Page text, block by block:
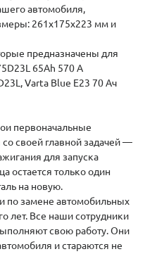
автомобиля,
261х175х223 мм и
предназначены для
65Ah 570 A
Varta Blue E23 70 Ач
первоначальные
со своей главной задачей —
для запуска
остается только один
на новую.
по замене автомобильных
лет. Все наши сотрудники
свою работу. Они
и стараются не